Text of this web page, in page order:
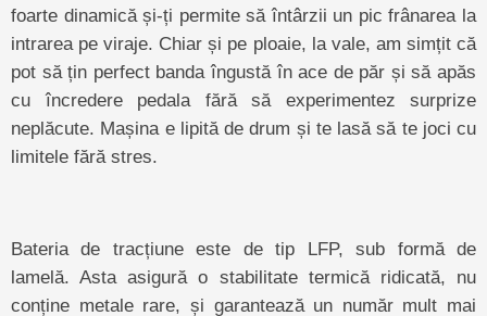
foarte dinamică și-ți permite să întârzii un pic frânarea la
intrarea pe viraje. Chiar și pe ploaie, la vale, am simțit că
pot să țin perfect banda îngustă în ace de păr și să apăs
cu încredere pedala fără să experimentez surprize
neplăcute. Mașina e lipită de drum și te lasă să te joci cu
limitele fără stres.
Bateria de tracțiune este de tip LFP, sub formă de
lamelă. Asta asigură o stabilitate termică ridicată, nu
conține metale rare, și garantează un număr mult mai